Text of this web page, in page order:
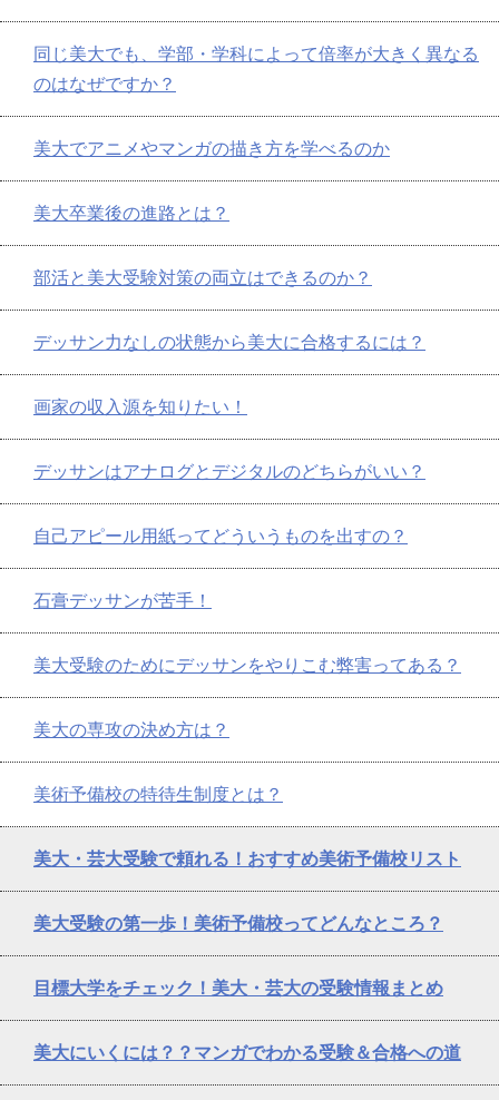
同じ美大でも、学部・学科によって倍率が大きく異なる
のはなぜですか？
美大でアニメやマンガの描き方を学べるのか
美大卒業後の進路とは？
部活と美大受験対策の両立はできるのか？
デッサン力なしの状態から美大に合格するには？
画家の収入源を知りたい！
デッサンはアナログとデジタルのどちらがいい？
自己アピール用紙ってどういうものを出すの？
石膏デッサンが苦手！
美大受験のためにデッサンをやりこむ弊害ってある？
美大の専攻の決め方は？
美術予備校の特待生制度とは？
美大・芸大受験で頼れる！おすすめ美術予備校リスト
美大受験の第一歩！美術予備校ってどんなところ？
目標大学をチェック！美大・芸大の受験情報まとめ
美大にいくには？？マンガでわかる受験＆合格への道